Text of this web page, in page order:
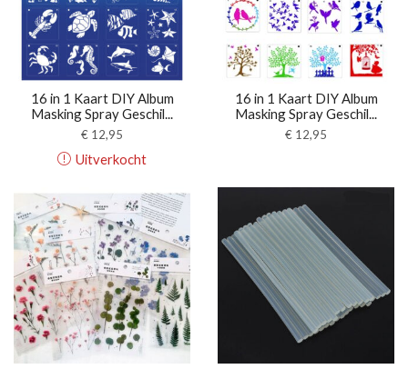
16 in 1 Kaart DIY Album
Masking Spray Geschil...
€ 12,95
Uitverkocht
16 in 1 Kaart DIY Album
Masking Spray Geschil...
€ 12,95